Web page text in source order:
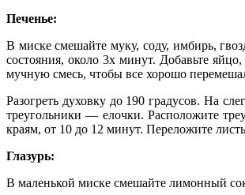
Печенье:
В миске смешайте муку, соду, имбирь,
состояния, около 3х минут. Добавьте
мучную смесь, чтобы все хорошо
Разогреть духовку до 190 градусов. На
треугольники — елочки. Расположите
краям, от 10 до 12 минут. Переложите
Глазурь:
В маленькой миске смешайте лимонный